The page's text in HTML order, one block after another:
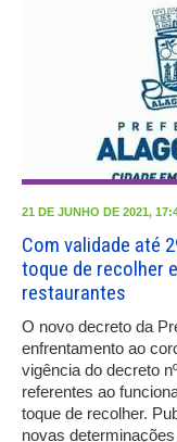
21 DE JUNHO DE 2021,
Com validade até
toque de recolher
restaurantes
O novo decreto da
enfrentamento ao
vigência do decreto
referentes ao
toque de recolher.
novas